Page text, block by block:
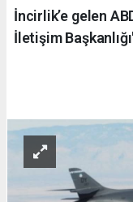
İncirlik’e gelen
İletişim